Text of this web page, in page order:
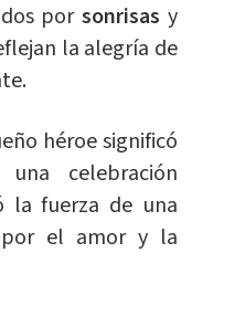
por sonrisas y
la alegría de
héroe significó
celebración
la fuerza de una
por el amor y la